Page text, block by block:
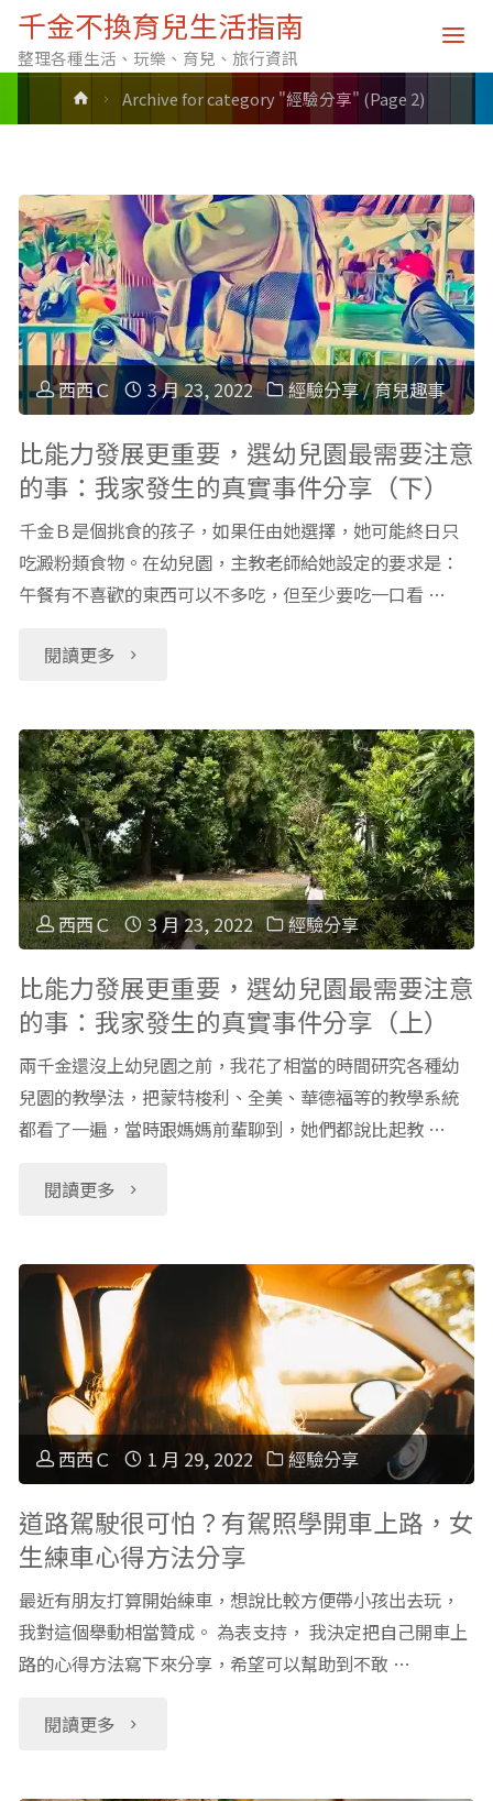
千金不換育兒生活指南
整理各種生活、玩樂、育兒、旅行資訊
分類: 經驗分享
HomeArchive for category "經驗分享" (Page 2)
西西Ｃ 3 月 23, 2022 經驗分享/育兒趣事
比能力發展更重要，選幼兒園最需要注意
的事：我家發生的真實事件分享（下）
千金Ｂ是個挑食的孩子，如果任由她選擇，她可能終日只
吃澱粉類食物。在幼兒園，主教老師給她設定的要求是：
午餐有不喜歡的東西可以不多吃，但至少要吃一口看 …
閱讀更多
"比
力
發
展
更
要，
選
幼
兒
最
需
要
注
的
事：
我
西西Ｃ 3 月 23, 2022 經驗分享
比能力發展更重要，選幼兒園最需要注意
的事：我家發生的真實事件分享（上）
兩千金還沒上幼兒園之前，我花了相當的時間研究各種幼
兒園的教學法，把蒙特梭利、全美、華德福等的教學系統
都看了一遍，當時跟媽媽前輩聊到，她們都說比起教 …
閱讀更多
"比
力
發
展
更
重
要，
選
幼
兒
西西Ｃ 1 月 29, 2022 經驗分享
道路駕駛很可怕？有駕照學開車上路，女
生練車心得方法分享
最近有朋友打算開始練車，想說比較方便帶小孩出去玩，
我對這個舉動相當贊成。 為表支持， 我決定把自己開車上
路的心得方法寫下來分享，希望可以幫助到不敢 …
閱讀更多
"道